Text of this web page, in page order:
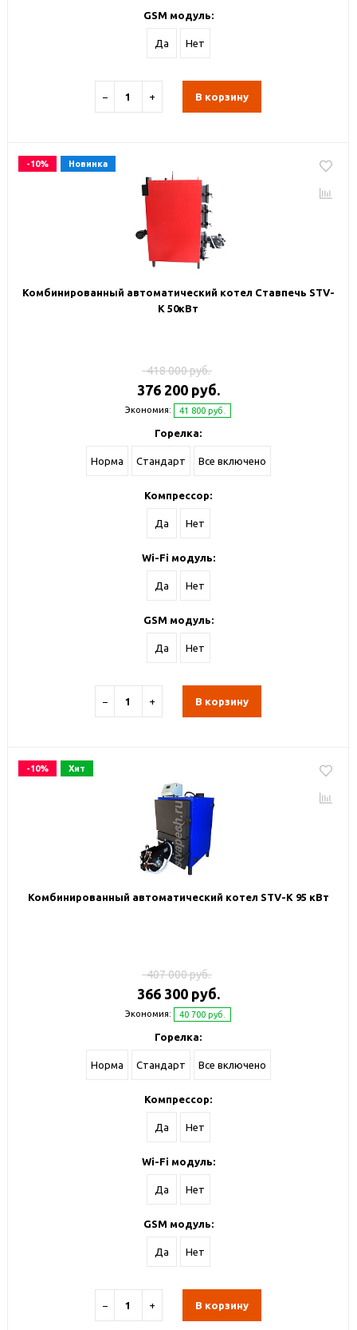
GSM модуль:
Да Нет
− + В корзину
-10% Новинка
Комбинированный автоматический котел Ставпечь STV-
К 50кВт
418 000 руб.
376 200 руб.
Экономия: 41 800 руб.
Горелка:
Норма Стандарт Все включено
Компрессор:
Да Нет
Wi-Fi модуль:
Да Нет
GSM модуль:
Да Нет
− + В корзину
-10% Хит
Комбинированный автоматический котел STV-К 95 кВт
407 000 руб.
366 300 руб.
Экономия: 40 700 руб.
Горелка:
Норма Стандарт Все включено
Компрессор:
Да Нет
Wi-Fi модуль:
Да Нет
GSM модуль:
Да Нет
− + В корзину